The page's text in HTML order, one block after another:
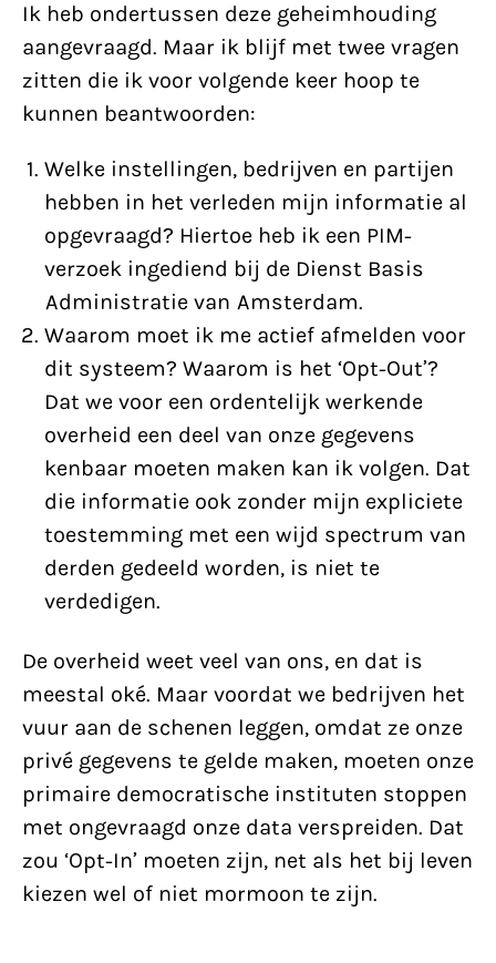
Ik heb ondertussen deze geheimhouding
aangevraagd. Maar ik blijf met twee vragen
zitten die ik voor volgende keer hoop te
kunnen beantwoorden:
Welke instellingen, bedrijven en partijen
hebben in het verleden mijn informatie al
opgevraagd? Hiertoe heb ik een PIM-
verzoek ingediend bij de Dienst Basis
Administratie van Amsterdam.
Waarom moet ik me actief afmelden voor
dit systeem? Waarom is het ‘Opt-Out’?
Dat we voor een ordentelijk werkende
overheid een deel van onze gegevens
kenbaar moeten maken kan ik volgen. Dat
die informatie ook zonder mijn expliciete
toestemming met een wijd spectrum van
derden gedeeld worden, is niet te
verdedigen.
De overheid weet veel van ons, en dat is
meestal oké. Maar voordat we bedrijven het
vuur aan de schenen leggen, omdat ze onze
privé gegevens te gelde maken, moeten onze
primaire democratische instituten stoppen
met ongevraagd onze data verspreiden. Dat
zou ‘Opt-In’ moeten zijn, net als het bij leven
kiezen wel of niet mormoon te zijn.